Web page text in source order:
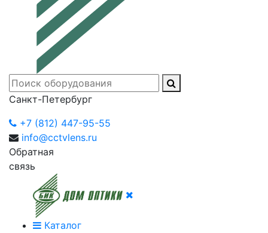
Санкт-Петербург
+7 (812) 447-95-55
info@cctvlens.ru
Обратная
связь
Каталог